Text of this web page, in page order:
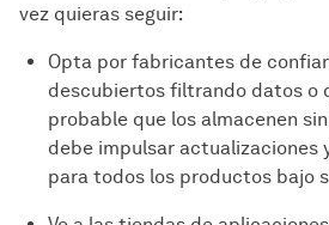
vez quieras seguir:
Opta por fabricantes de
descubiertos filtrando datos o
probable que los almacenen
debe impulsar actualizaciones
para todos los productos bajo